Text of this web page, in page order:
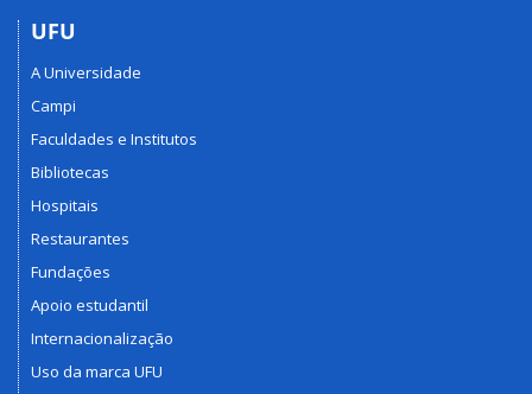
UFU
A Universidade
Campi
Faculdades e Institutos
Bibliotecas
Hospitais
Restaurantes
Fundações
Apoio estudantil
Internacionalização
Uso da marca UFU